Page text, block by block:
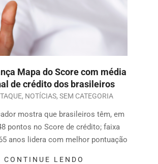
Mapa do Score com média
de crédito dos brasileiros
, NOTÍCIAS, SEM CATEGORIA
mostra que brasileiros têm, em
pontos no Score de crédito; faixa
anos lidera com melhor pontuação
CONTINUE LENDO